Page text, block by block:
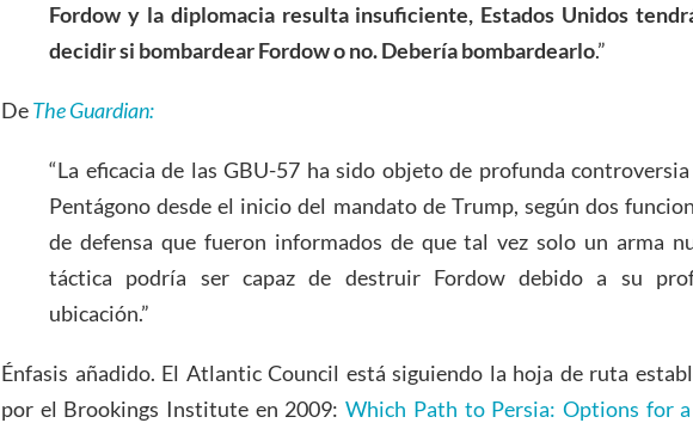
Fordow y la diplomacia resulta insuficiente, Estados Unidos
decidir si bombardear Fordow o no. Debería bombardearlo.”
DeThe Guardian:
“La eficacia de las GBU-57 ha sido objeto de profunda controversia
Pentágono desde el inicio del mandato de Trump, según dos
de defensa que fueron informados de que tal vez solo un arma
táctica podría ser capaz de destruir Fordow debido a su
ubicación.”
Énfasis añadido. El Atlantic Council está siguiendo la hoja de ruta
por el Brookings Institute en 2009:Which Path to Persia: Options for